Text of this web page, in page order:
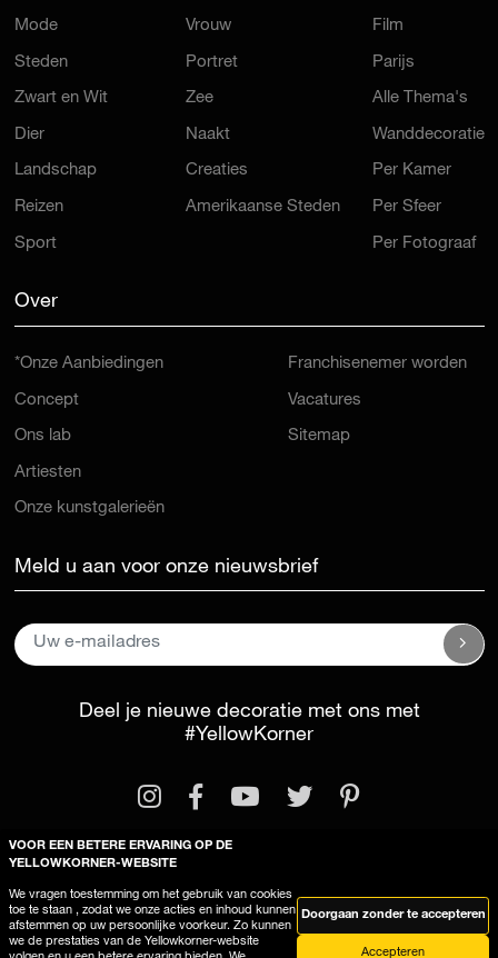
Mode
Steden
Zwart en Wit
Dier
Landschap
Reizen
Sport
Vrouw
Portret
Zee
Naakt
Creaties
Amerikaanse Steden
Film
Parijs
Alle Thema's
Wanddecoratie
Per Kamer
Per Sfeer
Per Fotograaf
Over
*Onze Aanbiedingen
Concept
Ons lab
Artiesten
Onze kunstgalerieën
Franchisenemer worden
Vacatures
Sitemap
Meld u aan voor onze nieuwsbrief
Deel je nieuwe decoratie met ons met
#YellowKorner
Wettelijke kennisgevingAlgemene voorwaarden
Deze site gebruikt cookies
VOOR EEN BETERE ERVARING OP DE
YELLOWKORNER-WEBSITE
We vragen toestemming om het gebruik van cookies
toe te staan , zodat we onze acties en inhoud kunnen
afstemmen op uw persoonlijke voorkeur. Zo kunnen
we de prestaties van de Yellowkorner-website
Doorgaan zonder te accepteren
Accepteren